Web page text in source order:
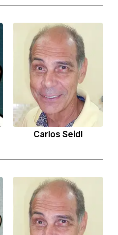
Carlos Seidl